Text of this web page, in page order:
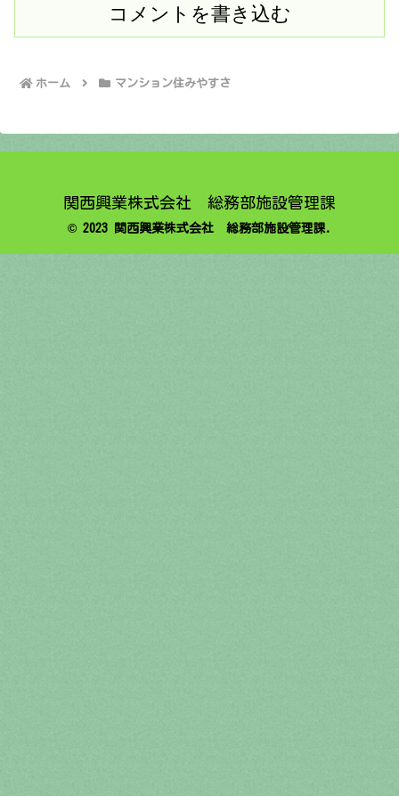
コメントを書き込む
ホーム マンション住みやすさ
関西興業株式会社 総務部施設管理課
© 2023 関西興業株式会社 総務部施設管理課.